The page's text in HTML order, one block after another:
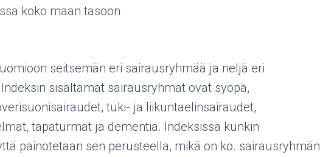
koko maan tasoon.
seitsemän eri sairausryhmää ja neljä eri
sisältämät sairausryhmät ovat syöpä,
tuki- ja liikuntaelinsairaudet,
tapaturmat ja dementia. Indeksissä kunkin
painotetaan sen perusteella, mikä on ko. sairausryhmän